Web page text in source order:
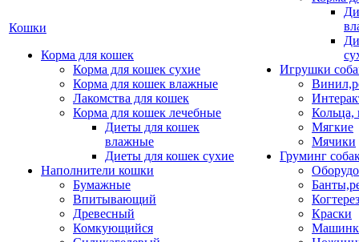
Кошки
Корма для кошек
Корма для кошек сухие
Корма для кошек влажные
Лакомства для кошек
Корма для кошек лечебные
Диеты для кошек
влажные
Диеты для кошек сухие
Наполнители кошки
Бумажные
Впитывающий
Древесный
Комкующийся
Игрушки
Кольца,
Мягкие
Мячики
Груминг
Краски